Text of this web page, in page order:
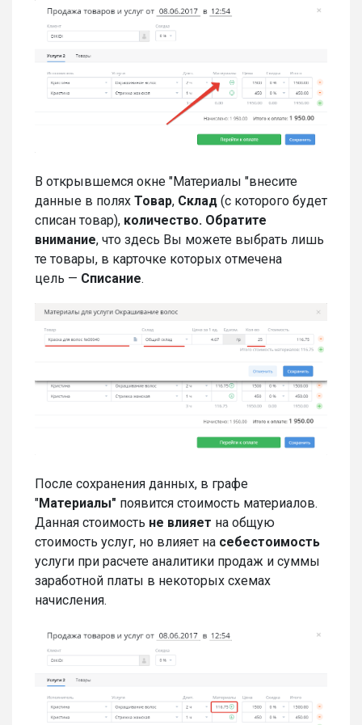
В открывшемся окне "Материалы "внесите
данные в полях Товар, Склад (с которого будет
списан товар), количество. Обратите
внимание, что здесь Вы можете выбрать лишь
те товары, в карточке которых отмечена
цель — Списание.
После сохранения данных, в графе
"Материалы" появится стоимость материалов.
Данная стоимость не влияет на общую
стоимость услуг, но влияет на себестоимость
услуги при расчете аналитики продаж и суммы
заработной платы в некоторых схемах
начисления.